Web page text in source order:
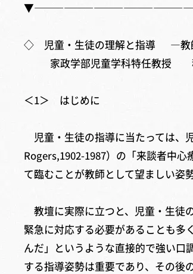
◇ 児童・生徒の理解と指導 ―教
家政学部児童学科特任教授
＜1＞ はじめに
児童・生徒の指導に当たっては、
Rogers,1902-1987）の「来談者中
て臨むことが教師として望ましい姿
教壇に実際に立つと、児童・生徒
緊急に対応する必要があることも多
んだ」というような直接的で強い口
する指導姿勢は重要であり、その後